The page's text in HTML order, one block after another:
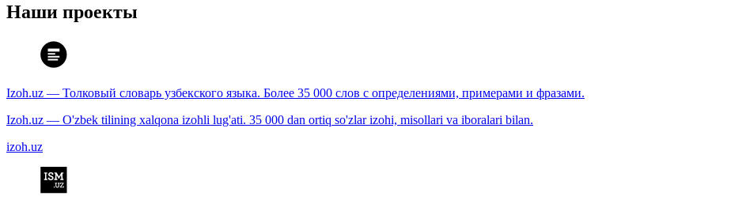
Наши проекты
Izoh.uz — Толковый словарь узбекского языка. Более 35 000 слов с определениями, примерами и фразами.
Izoh.uz — O'zbek tilining xalqona izohli lug'ati. 35 000 dan ortiq so'zlar izohi, misollari va iboralari bilan.
izoh.uz